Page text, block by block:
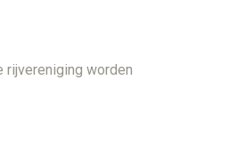
rijvereniging worden